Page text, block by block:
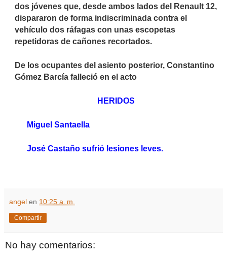
dos jóvenes que, desde ambos lados del Renault 12,
dispararon de forma indiscriminada contra el
vehículo dos ráfagas con unas escopetas
repetidoras de cañones recortados.
De los ocupantes del asiento posterior, Constantino
Gómez Barcía falleció en el acto
HERIDOS
Miguel Santaella
José Castaño sufrió lesiones leves.
angel en 10:25 a. m.
Compartir
No hay comentarios: